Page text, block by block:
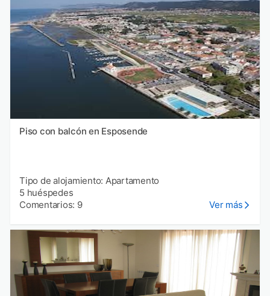
Piso con balcón en Esposende
Tipo de alojamiento: Apartamento
5 huéspedes
Comentarios: 9
Ver más